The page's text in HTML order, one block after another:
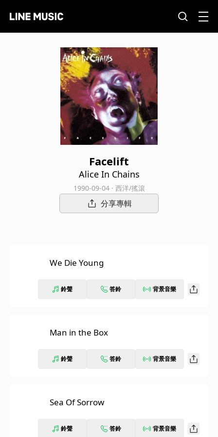
Facelift
Alice In Chains
1990-09-04 · 西洋/搖滾
分享專輯
We Die Young
鈴聲 答鈴 背景音樂
Man in the Box
鈴聲 答鈴 背景音樂
Sea Of Sorrow
鈴聲 答鈴 背景音樂